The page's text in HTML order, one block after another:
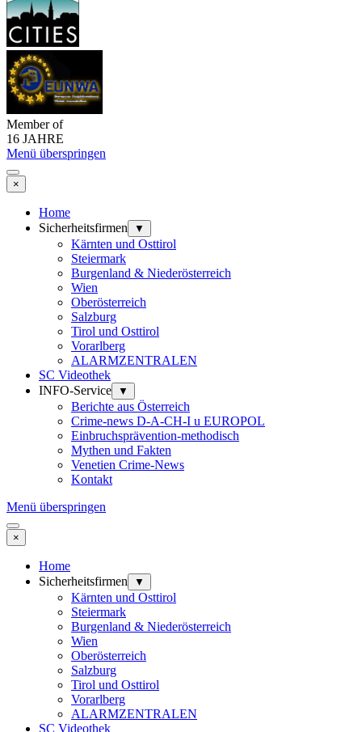
Member of
16 JAHRE
Menü überspringen
×
Home
Sicherheitsfirmen
▼
Kärnten und Osttirol
Steiermark
Burgenland & Niederösterreich
Wien
Oberösterreich
Salzburg
Tirol und Osttirol
Vorarlberg
ALARMZENTRALEN
SC Videothek
INFO-Service
▼
Berichte aus Österreich
Crime-news D-A-CH-I u EUROPOL
Einbruchsprävention-methodisch
Mythen und Fakten
Venetien Crime-News
Kontakt
Menü überspringen
×
Home
Sicherheitsfirmen
▼
Kärnten und Osttirol
Steiermark
Burgenland & Niederösterreich
Wien
Oberösterreich
Salzburg
Tirol und Osttirol
Vorarlberg
ALARMZENTRALEN
SC Videothek